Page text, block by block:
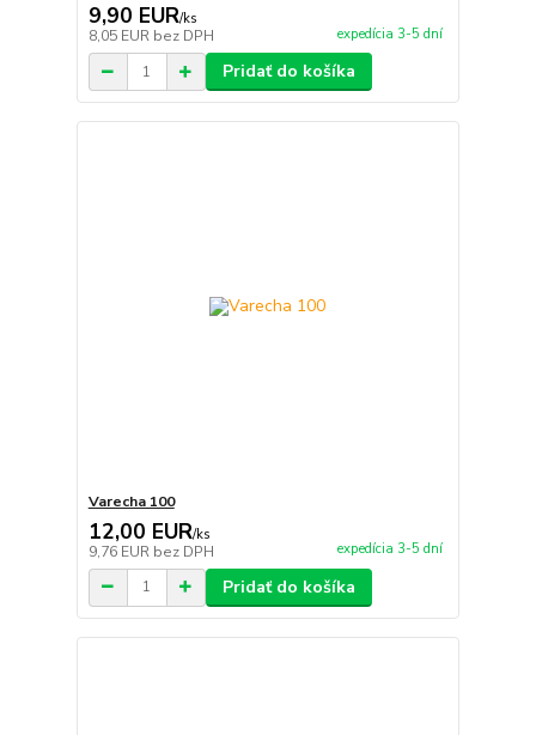
9,90 EUR/ks
8,05 EUR bez DPH expedícia 3-5 dní
Pridať do košíka
Varecha 100
12,00 EUR/ks
9,76 EUR bez DPH expedícia 3-5 dní
Pridať do košíka